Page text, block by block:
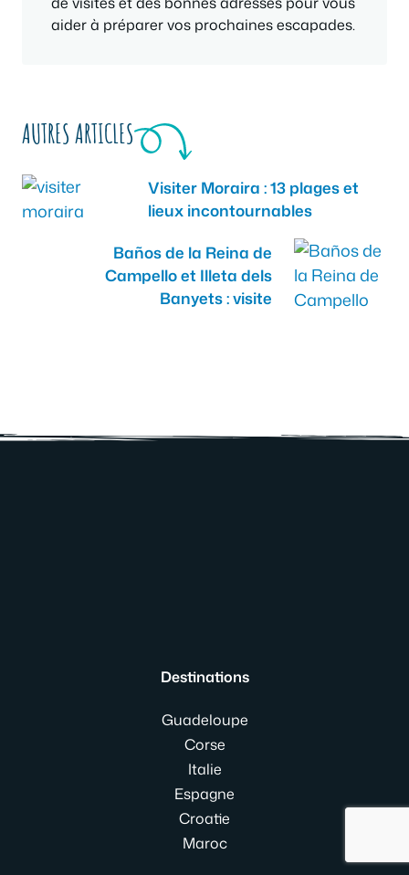
aider à préparer vos prochaines escapades.
AUTRES ARTICLES
Visiter Moraira : 13 plages et
lieux incontournables
Baños de la Reina de
Campello et Illeta dels
Banyets : visite
Destinations
Guadeloupe
Corse
Italie
Espagne
Croatie
Maroc